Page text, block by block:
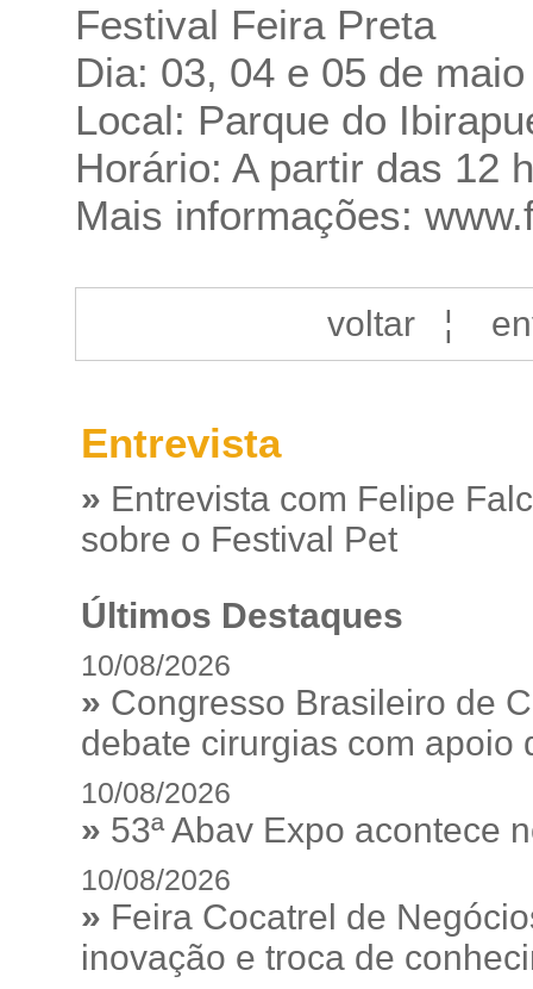
Festival Feira Preta
Dia: 03, 04 e 05 de maio
Local: Parque do
Horário: A partir das 12
Mais informações:
voltar¦
Entrevista
» Entrevista com Felipe
sobre o Festival Pet
Últimos Destaques
10/08/2026
» Congresso Brasileiro de
debate cirurgias com apoio
10/08/2026
» 53ª Abav Expo acontece
10/08/2026
» Feira Cocatrel de
inovação e troca de